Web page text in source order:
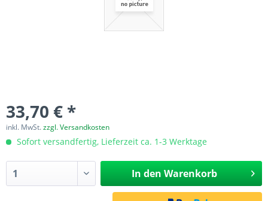
33,70 € *
inkl. MwSt.zzgl. Versandkosten
Sofort versandfertig, Lieferzeit ca. 1-3 Werktage
In den Warenkorb